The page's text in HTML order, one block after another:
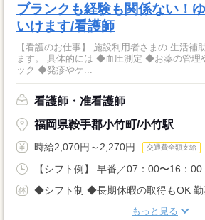
ブランクも経験も関係ない！
いけます/看護師
【看護のお仕事】 施設利用者さまの 生活補
ます。 具体的には ◆血圧測定 ◆お薬の管理や準備 ◆バイタルチェ
ック ◆発疹やケ...
看護師・准看護師
福岡県鞍手郡小竹町/小竹駅
時給2,070円～2,270円 交通費全額支給
【シフト例】 早番／07：00〜16：
◆シフト制 ◆長期休暇の取得もOK 勤
もっと見る